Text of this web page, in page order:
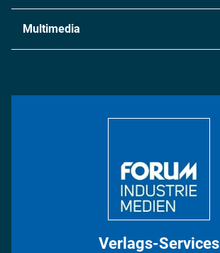
Metall
Energie
Multimedia
Verlags-Services